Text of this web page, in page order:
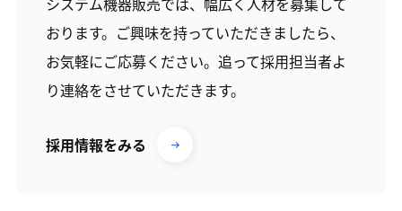
おります。ご興味を持っていただきましたら、
お気軽にご応募ください。追って採用担当者よ
り連絡をさせていただきます。
採用情報をみる